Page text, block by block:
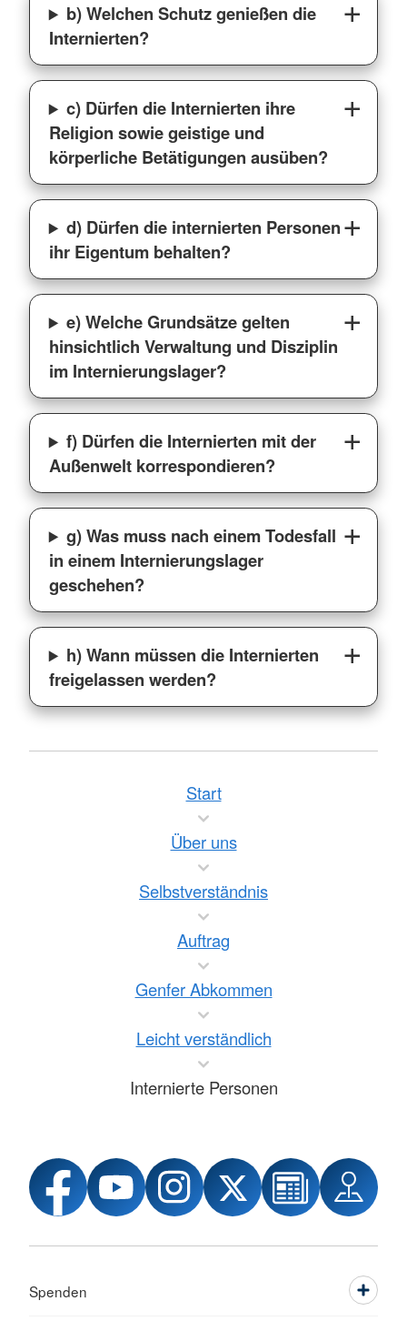
b) Welchen Schutz genießen die
Internierten?
c) Dürfen die Internierten ihre
Religion sowie geistige und
körperliche Betätigungen ausüben?
d) Dürfen die internierten Personen
ihr Eigentum behalten?
e) Welche Grundsätze gelten
hinsichtlich Verwaltung und Disziplin
im Internierungslager?
f) Dürfen die Internierten mit der
Außenwelt korrespondieren?
g) Was muss nach einem Todesfall
in einem Internierungslager
geschehen?
h) Wann müssen die Internierten
freigelassen werden?
Start
Über uns
Selbstverständnis
Auftrag
Genfer Abkommen
Leicht verständlich
Internierte Personen
Spenden